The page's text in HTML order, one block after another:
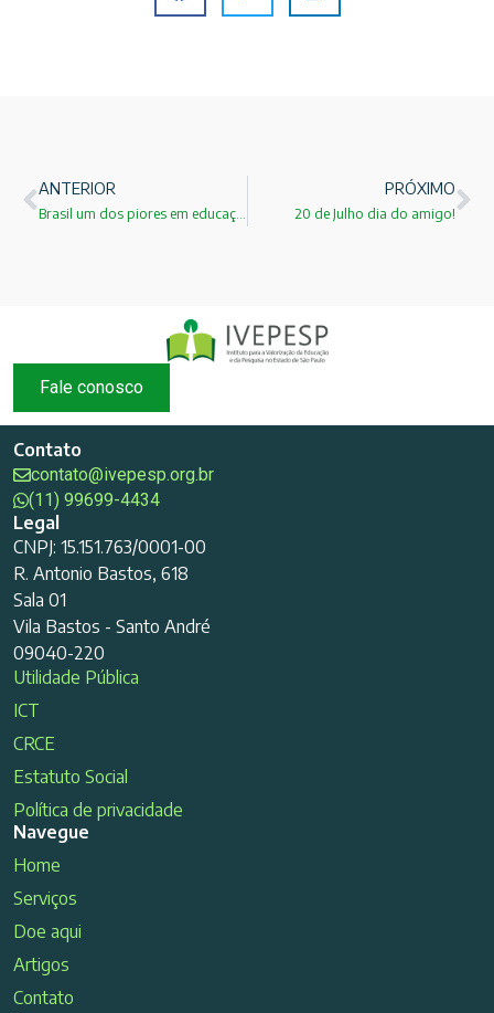
ANTERIOR PRÓXIMO
20 de Julho dia do amigo!
Fale conosco
Contato
contato@ivepesp.org.br
(11) 99699-4434
Legal
CNPJ: 15.151.763/0001-00
R. Antonio Bastos, 618
Sala 01
Vila Bastos - Santo André
09040-220
Utilidade Pública
ICT
CRCE
Estatuto Social
Política de privacidade
Navegue
Home
Serviços
Doe aqui
Artigos
Contato